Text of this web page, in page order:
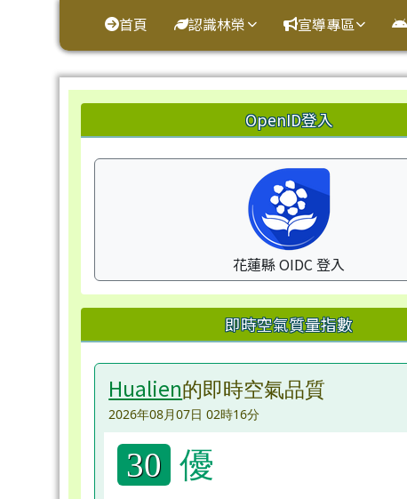
花蓮縣鳳林鎮林榮國小
首頁 認識林榮 宣導專區
左邊區域內容OpenID登入
花蓮縣 OIDC 登入
即時空氣質量指數
Hualien的即時空氣品質
2026年08月07日 02時16分
30 優
頁尾區域